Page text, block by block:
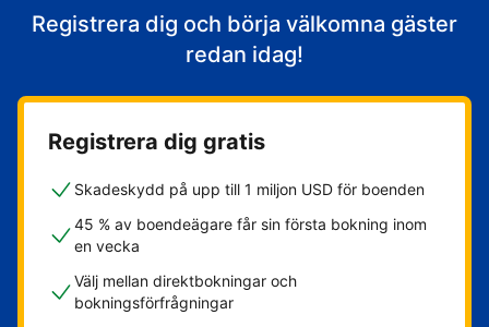
Registrera dig och börja välkomna gäster
redan idag!
Registrera dig gratis
Skadeskydd på upp till 1 miljon USD för boenden
45 % av boendeägare får sin första bokning inom
en vecka
Välj mellan direktbokningar och
bokningsförfrågningar